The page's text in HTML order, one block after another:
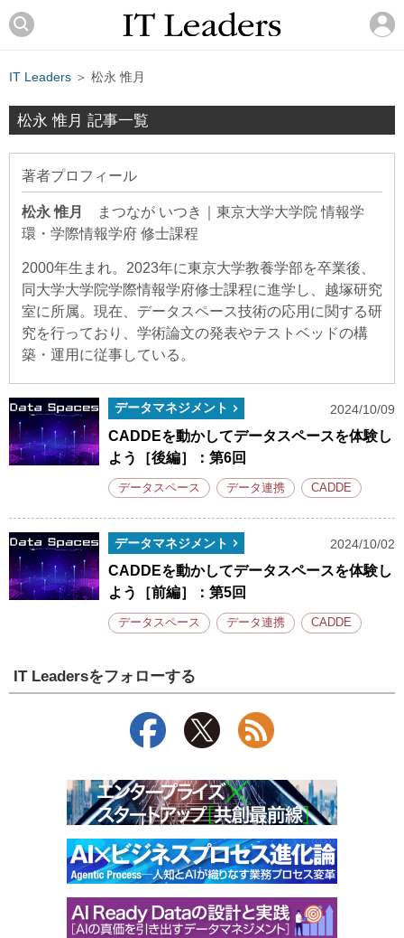
IT Leaders ＞ 松永 惟月
松永 惟月 記事一覧
著者プロフィール
松永 惟月 まつなが いつき
東京大学大学院 情報学
環・学際情報学府 修士課程
2000年生まれ。2023年に東京大学教養学部を卒業後、
同大学大学院学際情報学府修士課程に進学し、越塚研究
室に所属。現在、データスペース技術の応用に関する研
究を行っており、学術論文の発表やテストベッドの構
築・運用に従事している。
データマネジメント 2024/10/09
CADDEを動かしてデータスペースを体験し
よう［後編］：第6回
データスペース データ連携 CADDE
データマネジメント 2024/10/02
CADDEを動かしてデータスペースを体験し
よう［前編］：第5回
データスペース データ連携 CADDE
IT Leadersをフォローする